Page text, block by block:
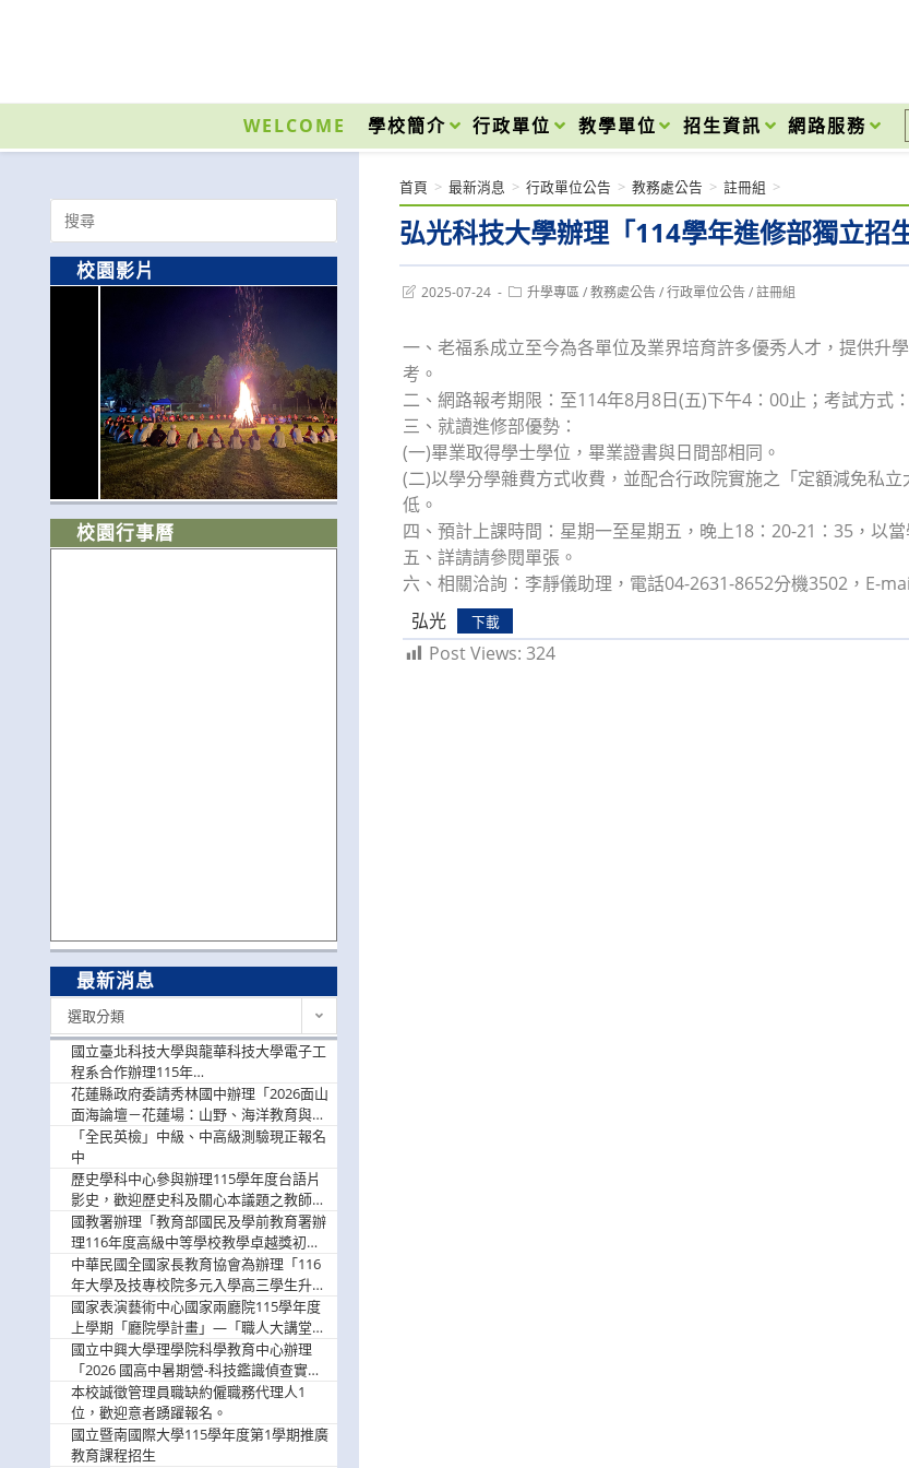
內
WELCOME 學校簡介 行政單位 教學單位 招生資訊 網路服務
弘光科技大學辦理「114學年進修部獨立招
首頁 > 最新消息 > 行政單位公告 > 教務處公告 > 註冊組 >
Post2025-07-24
Post升學專區 / 教務處公告 / 行政單位公告 / 註冊組
一、老福系成立至今為各單位及業界培育許多優秀人才，提供升
考。
二、網路報考期限：至114年8月8日(五)下午4：00止；考試方式
三、就讀進修部優勢：
(一)畢業取得學士學位，畢業證書與日間部相同。
(二)以學分學雜費方式收費，並配合行政院實施之「定額減免私
低。
四、預計上課時間：星期一至星期五，晚上18：20-21：35，以
五、詳請請參閱單張。
六、相關洽詢：李靜儀助理，電話04-2631-8652分機3502，E-
弘光
下載
Post Views: 324
Search
for:
校園影片
校園行事曆
最新消息
選取分類
國立臺北科技大學與龍華科技大學電子工
程系合作辦理115年
「115.08.10~08.12「AI賦能應用於智慧半
導體研習營」，歡迎學生踴躍報名參加
花蓮縣政府委請秀林國中辦理「2026面山
面海論壇－花蓮場：山野、海洋教育與戶
外安全實務課程」，歡迎踴躍報名參加
「全民英檢」中級、中高級測驗現正報名
中
歷史學科中心參與辦理115學年度台語片
影史，歡迎歷史科及關心本議題之教師踴
躍報名參加
國教署辦理「教育部國民及學前教育署辦
理116年度高級中等學校教學卓越獎初選
實施計畫」，鼓勵教師踴躍報名
中華民國全國家長教育協會為辦理「116
年大學及技專校院多元入學高三學生升學
輔導家長說明會」
國家表演藝術中心國家兩廳院115學年度
上學期「廳院學計畫」—「職人大講堂」
及「一日體驗課程」，鼓勵踴躍報名參
與。
國立中興大學理學院科學教育中心辦理
「2026 國高中暑期營-科技鑑識偵查實戰
營」活動資訊，鼓勵學生踴躍報名參加。
本校誠徵管理員職缺約僱職務代理人1
位，歡迎意者踴躍報名。
國立暨南國際大學115學年度第1學期推廣
教育課程招生